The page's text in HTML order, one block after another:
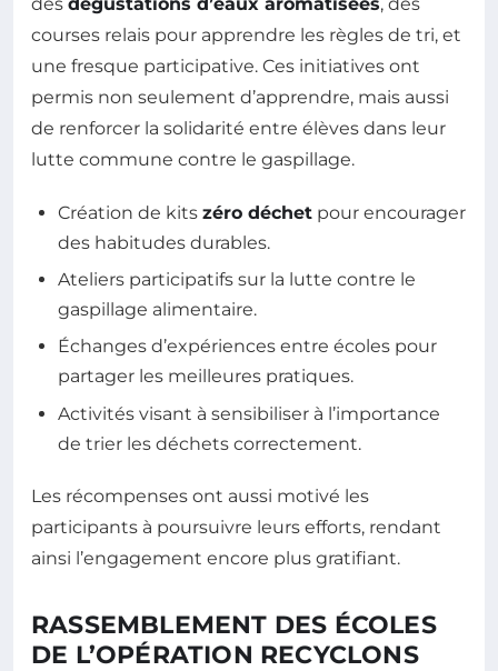
courses relais pour apprendre les règles de tri, et
une fresque participative. Ces initiatives ont
permis non seulement d’apprendre, mais aussi
de renforcer la solidarité entre élèves dans leur
lutte commune contre le gaspillage.
Création de kits zéro déchet pour encourager
des habitudes durables.
Ateliers participatifs sur la lutte contre le
gaspillage alimentaire.
Échanges d’expériences entre écoles pour
partager les meilleures pratiques.
Activités visant à sensibiliser à l’importance
de trier les déchets correctement.
Les récompenses ont aussi motivé les
participants à poursuivre leurs efforts, rendant
ainsi l’engagement encore plus gratifiant.
RASSEMBLEMENT DES ÉCOLES
DE L’OPÉRATION RECYCLONS